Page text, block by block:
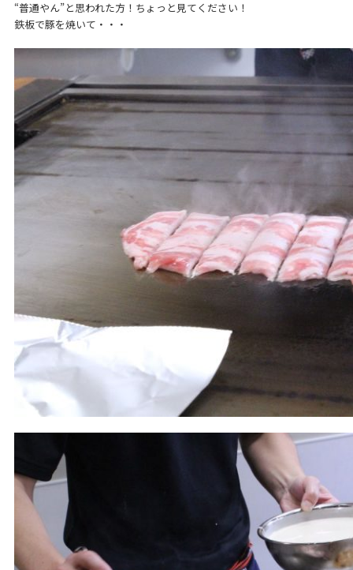
“普通やん”と思われた方！ちょっと見てください！
鉄板で豚を焼いて・・・